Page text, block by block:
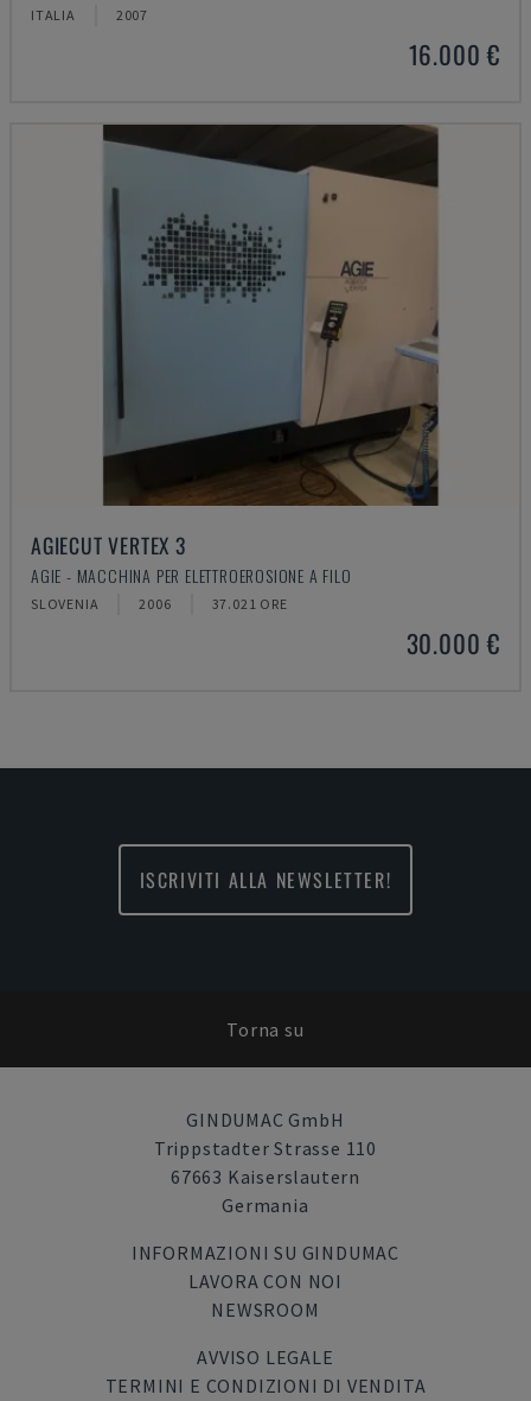
ITALIA 2007
16.000 €
AGIECUT VERTEX 3
AGIE - MACCHINA PER ELETTROEROSIONE A FILO
SLOVENIA 2006 37.021 ORE
30.000 €
ISCRIVITI ALLA NEWSLETTER!
Torna su
GINDUMAC GmbH
Trippstadter Strasse 110
67663 Kaiserslautern
Germania
INFORMAZIONI SU GINDUMAC
LAVORA CON NOI
NEWSROOM
AVVISO LEGALE
TERMINI E CONDIZIONI DI VENDITA